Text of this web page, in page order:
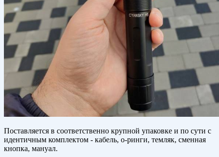
Поставляется в соответственно крупной упаковке и по сути с
идентичным комплектом - кабель, о-ринги, темляк, сменная
кнопка, мануал.